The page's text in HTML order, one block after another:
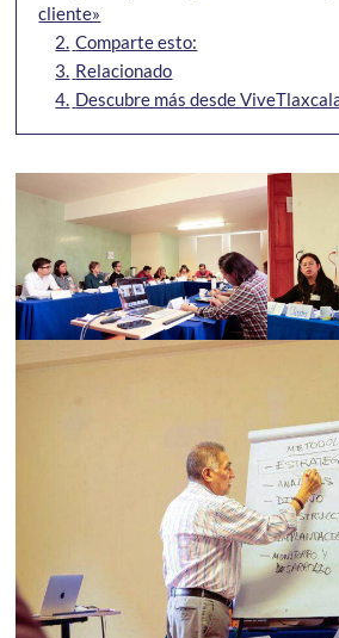
cliente»
2. Comparte esto:
3. Relacionado
4. Descubre más desde